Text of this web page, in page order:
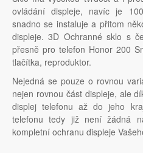
ovládání displeje, navíc je
snadno se instaluje a přitom
displeje. 3D Ochranné sklo s
přesně pro telefon Honor 200
tlačítka, reproduktor.
Nejedná se pouze o rovnou
nejen rovnou část displeje, ale
displej telefonu až do jeho
telefonu tedy již není žádná
kompletní ochranu displeje